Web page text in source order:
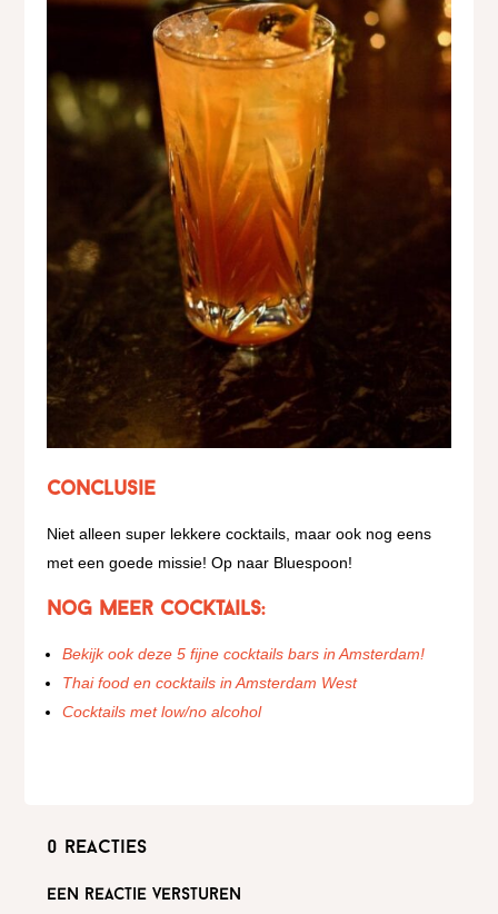
Conclusie
Niet alleen super lekkere cocktails, maar ook nog eens
met een goede missie! Op naar Bluespoon!
Nog meer cocktails:
Bekijk ook deze 5 fijne cocktails bars in Amsterdam!
Thai food en cocktails in Amsterdam West
Cocktails met low/no alcohol
0 reacties
Een reactie versturen